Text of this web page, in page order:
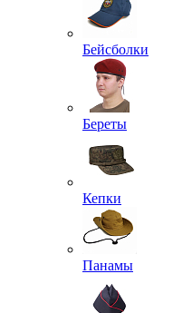
Бейсболки
Береты
Кепки
Панамы